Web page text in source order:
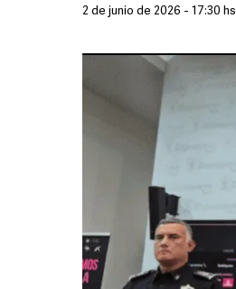
2 de junio de 2026 - 17:30 hs